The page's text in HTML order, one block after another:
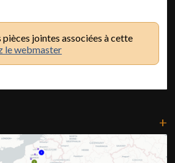
jointes associées à cette
le webmaster
+